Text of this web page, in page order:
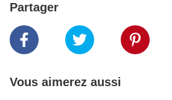
Partager
Vous aimerez aussi